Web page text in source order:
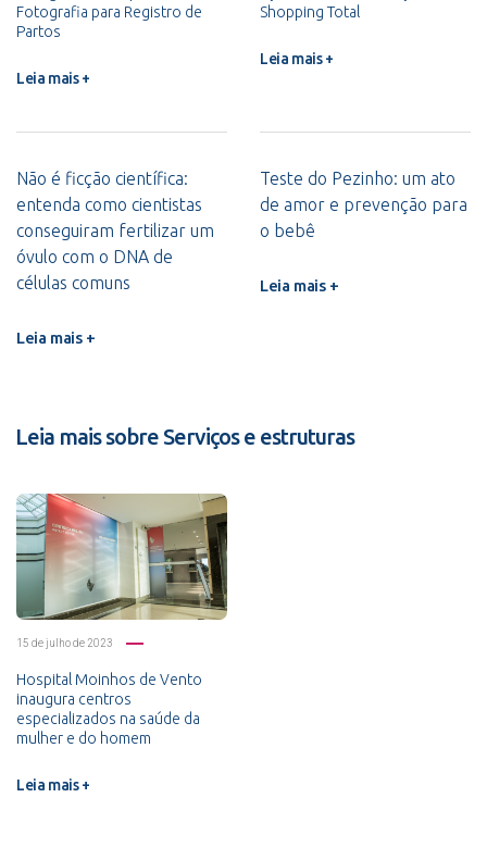
Fotografia para Registro de
Partos
Leia mais +
Shopping Total
Leia mais +
Não é ficção científica:
entenda como cientistas
conseguiram fertilizar um
óvulo com o DNA de
células comuns
Leia mais +
Teste do Pezinho: um ato
de amor e prevenção para
o bebê
Leia mais +
Leia mais sobre Serviços e estruturas
15 de julho de 2023
Hospital Moinhos de Vento
inaugura centros
especializados na saúde da
mulher e do homem
Leia mais +